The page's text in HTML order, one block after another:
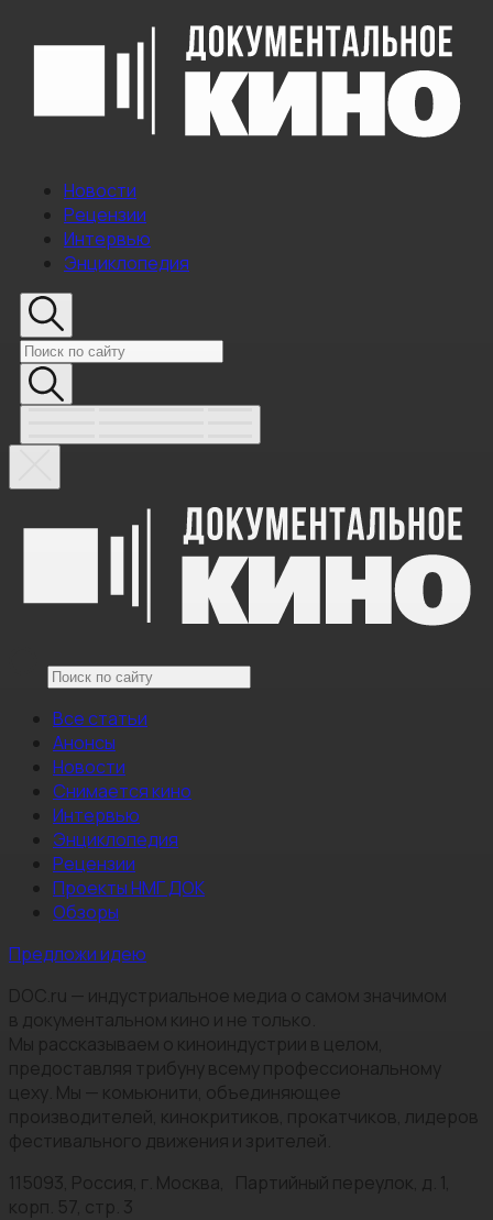
Новости
Рецензии
Интервью
Энциклопедия
Все статьи
Анонсы
Новости
Снимается кино
Интервью
Энциклопедия
Рецензии
Проекты НМГ ДОК
Обзоры
Предложи идею
DOC.ru — индустриальное медиа о самом значимом
в документальном кино и не только.
Мы рассказываем о киноиндустрии в целом,
предоставляя трибуну всему профессиональному
цеху. Мы — комьюнити, объединяющее
производителей, кинокритиков, прокатчиков, лидеров
фестивального движения и зрителей.
115093, Россия, г. Москва, Партийный переулок, д. 1,
корп. 57, стр. 3